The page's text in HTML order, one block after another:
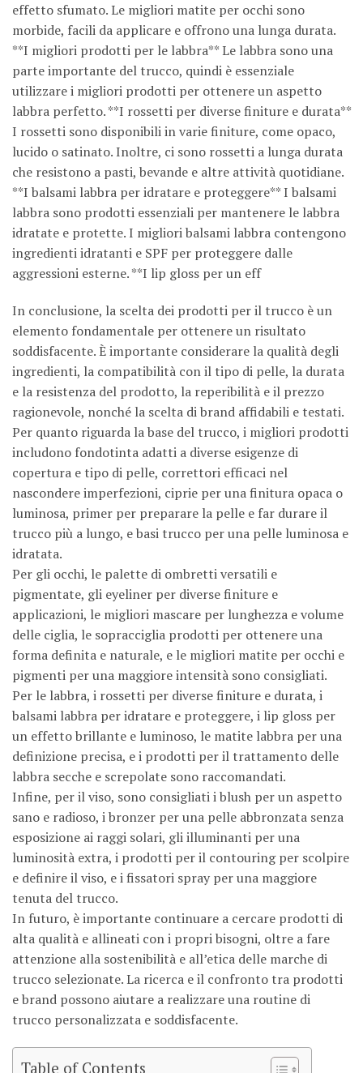
effetto sfumato. Le migliori matite per occhi sono
morbide, facili da applicare e offrono una lunga durata.
**I migliori prodotti per le labbra** Le labbra sono una
parte importante del trucco, quindi è essenziale
utilizzare i migliori prodotti per ottenere un aspetto
labbra perfetto. **I rossetti per diverse finiture e durata**
I rossetti sono disponibili in varie finiture, come opaco,
lucido o satinato. Inoltre, ci sono rossetti a lunga durata
che resistono a pasti, bevande e altre attività quotidiane.
**I balsami labbra per idratare e proteggere** I balsami
labbra sono prodotti essenziali per mantenere le labbra
idratate e protette. I migliori balsami labbra contengono
ingredienti idratanti e SPF per proteggere dalle
aggressioni esterne. **I lip gloss per un eff
In conclusione, la scelta dei prodotti per il trucco è un
elemento fondamentale per ottenere un risultato
soddisfacente. È importante considerare la qualità degli
ingredienti, la compatibilità con il tipo di pelle, la durata
e la resistenza del prodotto, la reperibilità e il prezzo
ragionevole, nonché la scelta di brand affidabili e testati.
Per quanto riguarda la base del trucco, i migliori prodotti
includono fondotinta adatti a diverse esigenze di
copertura e tipo di pelle, correttori efficaci nel
nascondere imperfezioni, ciprie per una finitura opaca o
luminosa, primer per preparare la pelle e far durare il
trucco più a lungo, e basi trucco per una pelle luminosa e
idratata.
Per gli occhi, le palette di ombretti versatili e
pigmentate, gli eyeliner per diverse finiture e
applicazioni, le migliori mascare per lunghezza e volume
delle ciglia, le sopracciglia prodotti per ottenere una
forma definita e naturale, e le migliori matite per occhi e
pigmenti per una maggiore intensità sono consigliati.
Per le labbra, i rossetti per diverse finiture e durata, i
balsami labbra per idratare e proteggere, i lip gloss per
un effetto brillante e luminoso, le matite labbra per una
definizione precisa, e i prodotti per il trattamento delle
labbra secche e screpolate sono raccomandati.
Infine, per il viso, sono consigliati i blush per un aspetto
sano e radioso, i bronzer per una pelle abbronzata senza
esposizione ai raggi solari, gli illuminanti per una
luminosità extra, i prodotti per il contouring per scolpire
e definire il viso, e i fissatori spray per una maggiore
tenuta del trucco.
In futuro, è importante continuare a cercare prodotti di
alta qualità e allineati con i propri bisogni, oltre a fare
attenzione alla sostenibilità e all’etica delle marche di
trucco selezionate. La ricerca e il confronto tra prodotti
e brand possono aiutare a realizzare una routine di
trucco personalizzata e soddisfacente.
Table of Contents